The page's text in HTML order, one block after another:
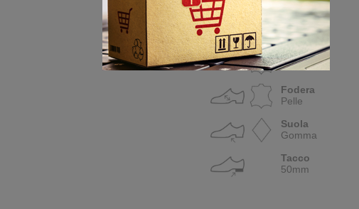
Sandalo chiuso
Tomaia
Camoscio
Fodera
Pelle
Suola
Gomma
Tacco
50mm